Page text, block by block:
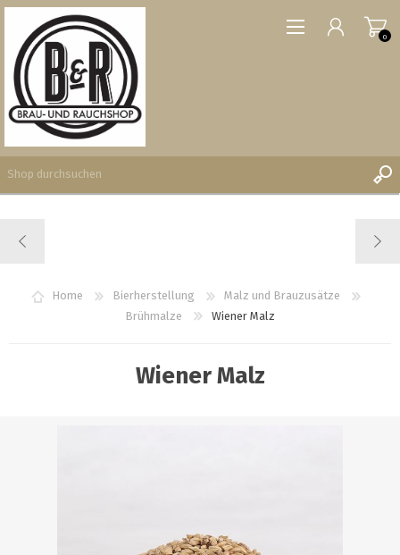
WUNSCHLISTE
0
0
Home Bierherstellung
Malz und Brauzusätze
Brühmalze
Wiener Malz
Wiener Malz